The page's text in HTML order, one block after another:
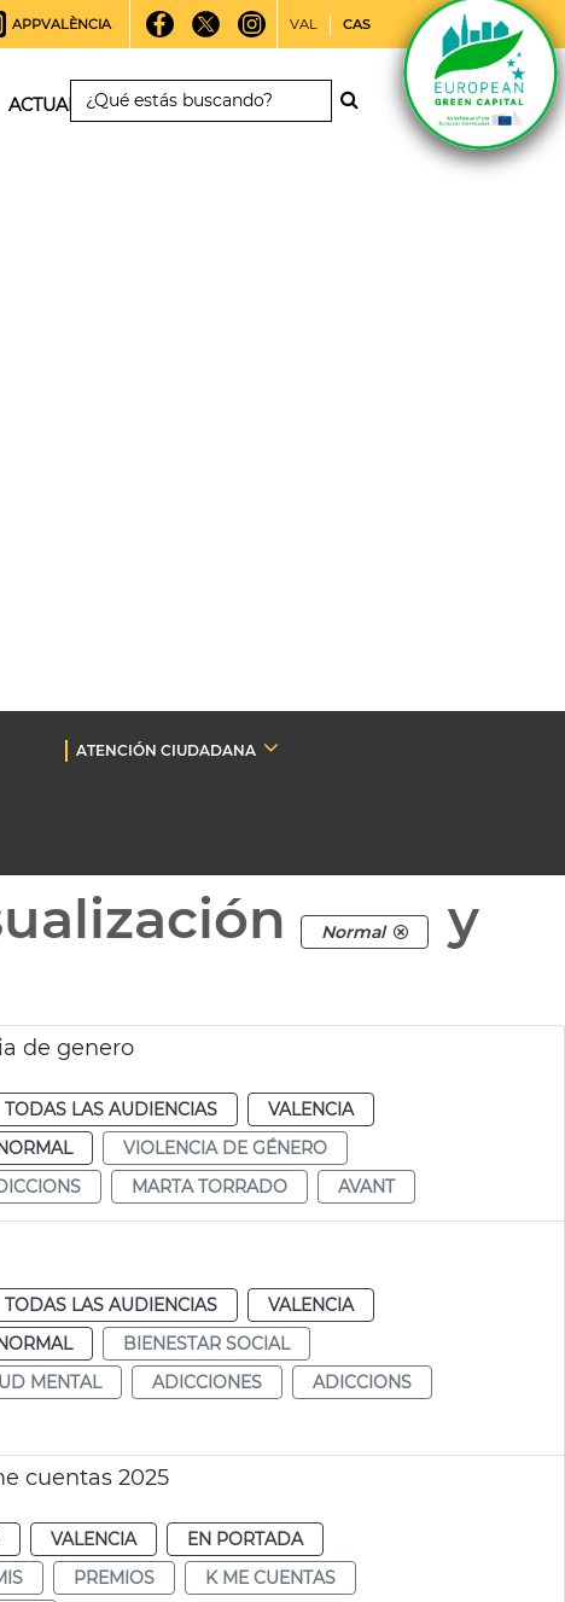
APPVALÈNCIA VAL CAS
ACTUALIDAD
ATENCIÓN CIUDADANA
Normal
y
de genero
TODAS LAS AUDIENCIAS
VALENCIA
VIOLENCIA DE GÉNERO
MARTA TORRADO AVANT
TODAS LAS AUDIENCIAS
VALENCIA
BIENESTAR SOCIAL
MENTAL ADICCIONES
ADICCIONS
cuentas 2025
VALENCIA
EN PORTADA
PREMIOS
K ME CUENTAS